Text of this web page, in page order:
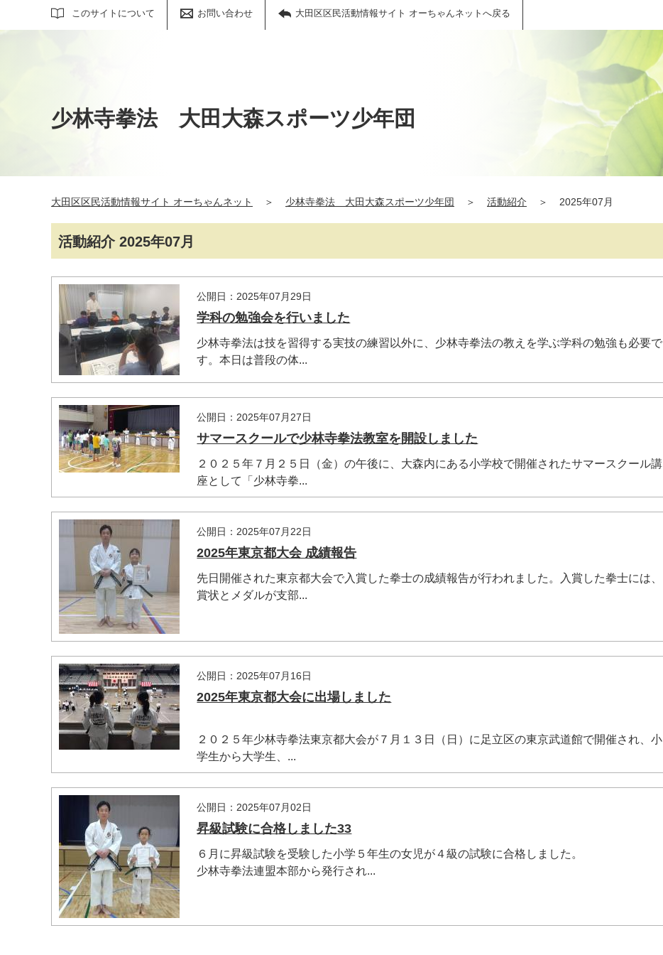
このサイトについて お問い合わせ 大田区区民活動情報サイト オーちゃんネットへ戻る
サイト内検索
少林寺拳法 大田大森スポーツ少年団
大田区区民活動情報サイト オーちゃんネット ＞ 少林寺拳法 大田大森スポーツ少年団 ＞ 活動紹介 ＞ 2025年07月
活動紹介 2025年07月
公開日：2025年07月29日
学科の勉強会を行いました
少林寺拳法は技を習得する実技の練習以外に、少林寺拳法の教えを学ぶ学科の勉強も必要で
す。本日は普段の体...
公開日：2025年07月27日
サマースクールで少林寺拳法教室を開設しました
２０２５年７月２５日（金）の午後に、大森内にある小学校で開催されたサマースクール講
座として「少林寺拳...
公開日：2025年07月22日
2025年東京都大会 成績報告
先日開催された東京都大会で入賞した拳士の成績報告が行われました。入賞した拳士には、
賞状とメダルが支部...
公開日：2025年07月16日
2025年東京都大会に出場しました
２０２５年少林寺拳法東京都大会が７月１３日（日）に足立区の東京武道館で開催され、小
学生から大学生、...
公開日：2025年07月02日
昇級試験に合格しました33
６月に昇級試験を受験した小学５年生の女児が４級の試験に合格しました。
少林寺拳法連盟本部から発行され...
マイメディア検索